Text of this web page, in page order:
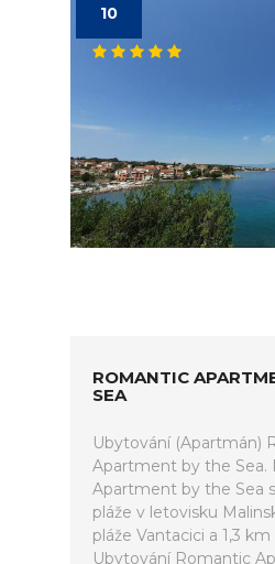
10
ROMANTIC
SEA
Ubytování (Apartmán)
Apartment by the Sea.
Apartment by the Sea
pláže v letovisku
pláže Vantacici a 1,3
Ubytování Romantic